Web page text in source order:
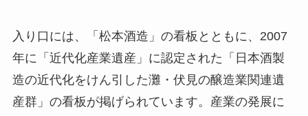
入り口には、「松本酒造」の看板とともに、2007
年に「近代化産業遺産」に認定された「日本酒製
造の近代化をけん引した灘・伏見の醸造業関連遺
産群」の看板が掲げられています。産業の発展に